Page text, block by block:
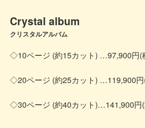
Crystal album
クリスタルアルバム
◇10ページ (約15カット) …97,900円(
◇20ページ (約25カット) …119,900円
◇30ページ (約40カット)…141,900円